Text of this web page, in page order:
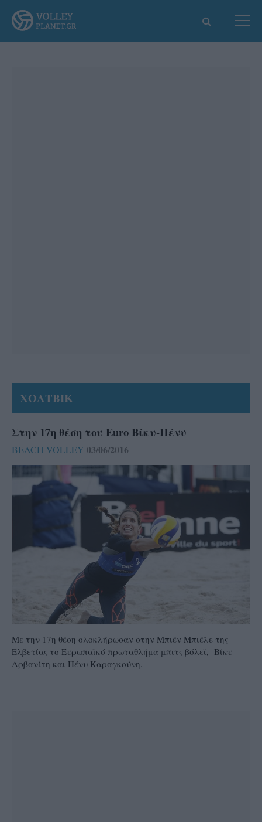
ΧΟΛΤΒΙΚ
Στην 17η θέση του Euro Βίκυ-Πένυ
BEACH VOLLEY 03/06/2016
Με την 17η θέση ολοκλήρωσαν στην Μπιέν Μπιέλε της
Ελβετίας το Ευρωπαϊκό πρωταθλήμα μπιτς βόλεϊ, Βίκυ
Αρβανίτη και Πένυ Καραγκούνη.